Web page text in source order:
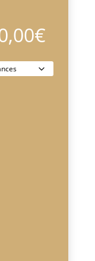
€